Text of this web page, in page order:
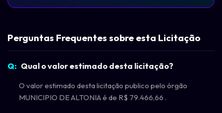
Perguntas Frequentes sobre esta Licitação
Qual o valor estimado desta licitação?
O valor estimado desta licitação publico pelo órgão
MUNICIPIO DE ALTONIA é de R$ 79.466,66 .